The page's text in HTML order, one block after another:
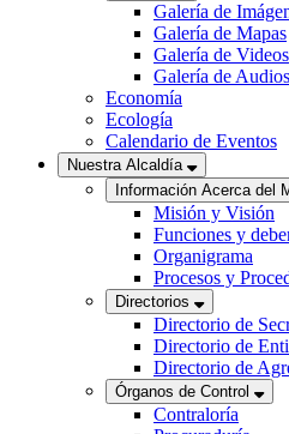
Galería de
Galería de Mapas
Galería de Videos
Galería de Audios
Economía
Ecología
Calendario de Eventos
Nuestra Alcaldía
Información Acerca del
Misión y Visión
Funciones y
Organigrama
Procesos y
Directorios
Directorio de
Directorio de
Directorio de
Órganos de Control
Contraloría